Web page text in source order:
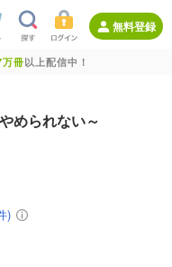
無料登録
冊以上配信中！
められない～
)